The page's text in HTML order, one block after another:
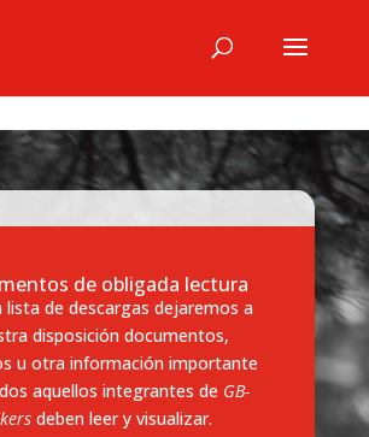
de obligada lectura
lista de descargas dejaremos a
disposición documentos,
u otra información importante
aquellos integrantes de GB-
deben leer y visualizar.